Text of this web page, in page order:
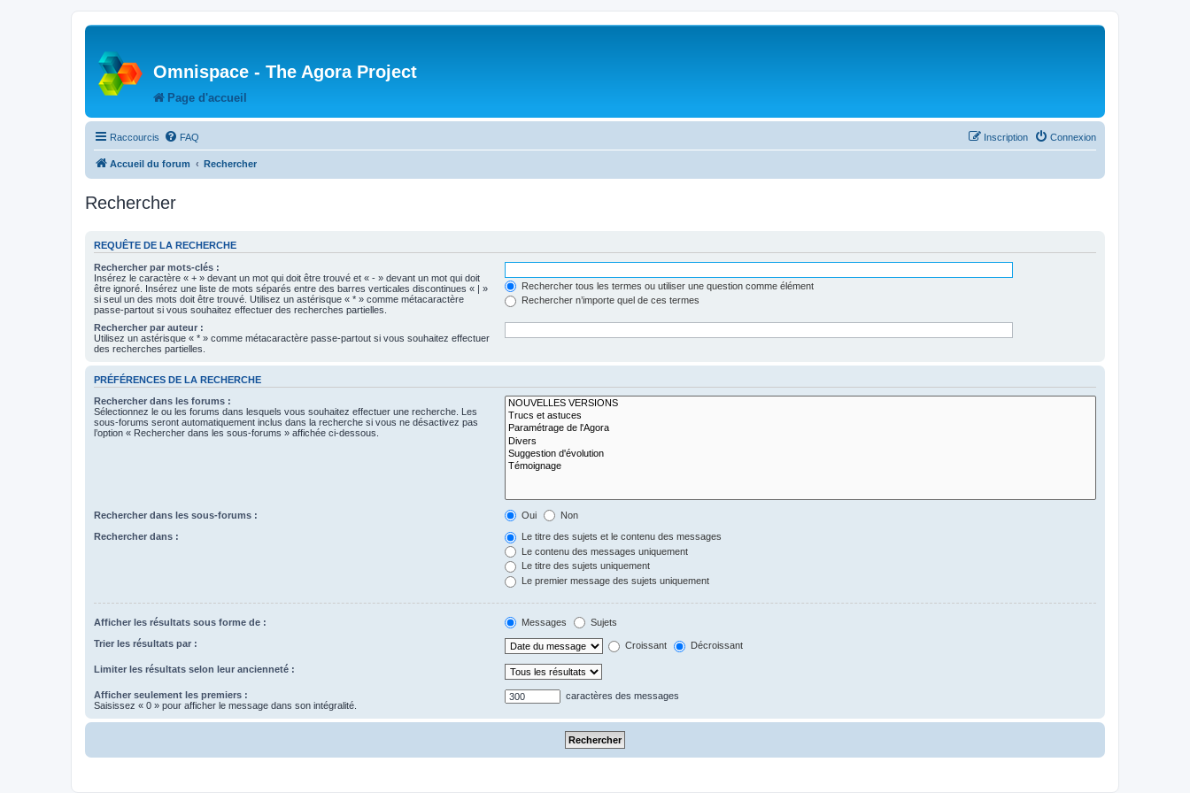
Omnispace - The Agora Project
Page d'accueil
Raccourcis FAQ Connexion
Inscription
Accueil du forum Rechercher
Rechercher
REQUÊTE DE LA RECHERCHE
Rechercher par mots-clés :
Insérez le caractère « + » devant un mot qui doit être trouvé et « - » devant un mot qui doit
être ignoré. Insérez une liste de mots séparés entre des barres verticales discontinues « | »
si seul un des mots doit être trouvé. Utilisez un astérisque « * » comme métacaractère
passe-partout si vous souhaitez effectuer des recherches partielles.
Rechercher tous les termes ou utiliser une question comme élément
Rechercher n’importe quel de ces termes
Rechercher par auteur :
Utilisez un astérisque « * » comme métacaractère passe-partout si vous souhaitez effectuer
des recherches partielles.
PRÉFÉRENCES DE LA RECHERCHE
Rechercher dans les forums :
Sélectionnez le ou les forums dans lesquels vous souhaitez effectuer une recherche. Les
sous-forums seront automatiquement inclus dans la recherche si vous ne désactivez pas
l’option « Rechercher dans les sous-forums » affichée ci-dessous.
Rechercher dans les sous-forums : Oui Non
Rechercher dans :
Le titre des sujets et le contenu des messages
Le contenu des messages uniquement
Le titre des sujets uniquement
Le premier message des sujets uniquement
Afficher les résultats sous forme de : Messages Sujets
Trier les résultats par : Croissant Décroissant
Limiter les résultats selon leur ancienneté :
Afficher seulement les premiers :
Saisissez « 0 » pour afficher le message dans son intégralité.
caractères des messages